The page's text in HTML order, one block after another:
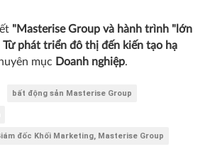
"Masterise Group và hành trình "lớn
Từ phát triển đô thị đến kiến tạo hạ
mục Doanh nghiệp.
bất động sản Masterise Group
đốc Khối Marketing, Masterise Group